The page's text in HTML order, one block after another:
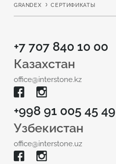
GRANDEX
СЕРТИФИКАТЫ
+7 707 840 10 00
Казахстан
office@interstone.kz
+998 91 005 45 49
Узбекистан
office@interstone.uz